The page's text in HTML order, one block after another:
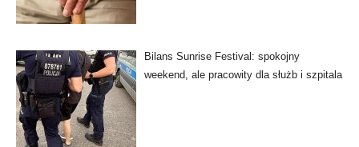
Bilans Sunrise Festival: spokojny
weekend, ale pracowity dla służb i szpitala